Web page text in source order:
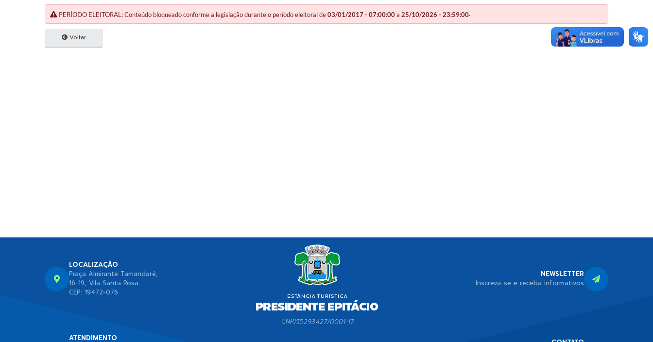
PERÍODO ELEITORAL: Conteúdo bloqueado conforme a legislação durante o período eleitoral de03/01/2017 - 07:00:00a 25/10/2026 - 23:59:00.
Voltar
LOCALIZAÇÃO
Praça Almirante Tamandaré,
16-19, Vila Santa Rosa
CEP: 19472-076
ATENDIMENTO
CNPJ55.293.427/0001-17
NEWSLETTER
Inscreva-se e receba informativos